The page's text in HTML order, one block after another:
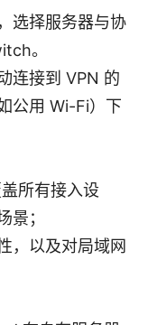
选择服务器与协
。
连接到 VPN 的
公用 Wi-Fi）下
所有接入设
景；
，以及对局域网